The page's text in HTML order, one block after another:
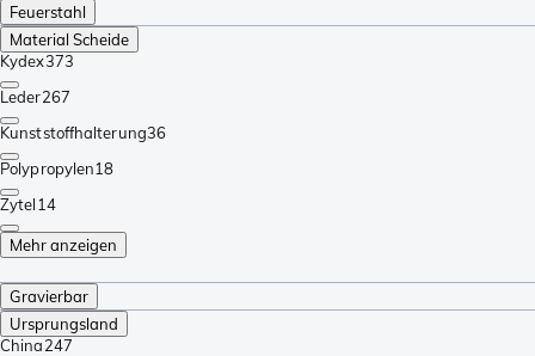
Feuerstahl
Material Scheide
Kydex373
Leder267
Kunststoffhalterung36
Polypropylen18
Zytel14
Mehr anzeigen
Gravierbar
Ursprungsland
China247